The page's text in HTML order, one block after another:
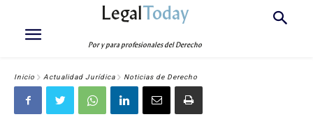
LegalToday
Por y para profesionales del Derecho
Inicio Actualidad Jurídica Noticias de Derecho